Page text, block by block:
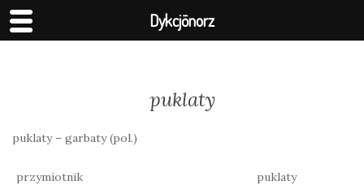
puklaty
puklaty – garbaty (pol.)
przymiotnik puklaty
Dykcjōnorz